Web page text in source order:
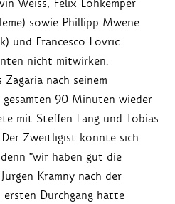
Weiss, Felix Lohkemper
sowie Phillipp Mwene
und Francesco Lovric
nicht mitwirken.
nach seinem
gesamten 90 Minuten wieder
mit Steffen Lang und Tobias
Zweitligist konnte sich
"wir haben gut die
Kramny nach der
ersten Durchgang hatte